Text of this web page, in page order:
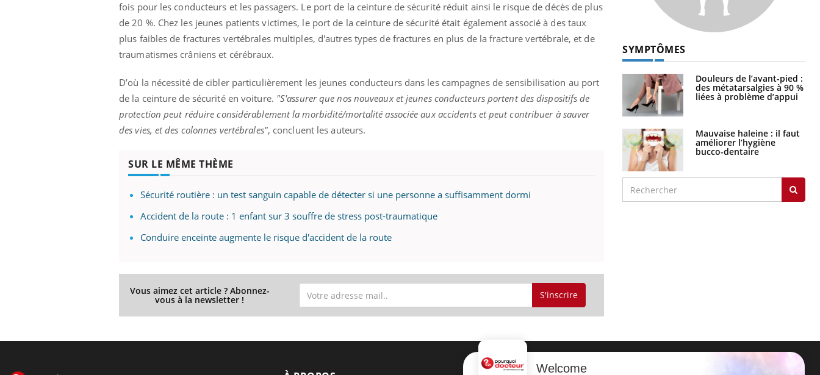
fois pour les conducteurs et les passagers. Le port de la ceinture de sécurité réduit ainsi le risque de décès de plus
de 20 %. Chez les jeunes patients victimes, le port de la ceinture de sécurité était également associé à des taux
plus faibles de fractures vertébrales multiples, d'autres types de fractures en plus de la fracture vertébrale, et de
traumatismes crâniens et cérébraux.
D’où la nécessité de cibler particulièrement les jeunes conducteurs dans les campagnes de sensibilisation au port
de la ceinture de sécurité en voiture. "S'assurer que nos nouveaux et jeunes conducteurs portent des dispositifs de
protection peut réduire considérablement la morbidité/mortalité associée aux accidents et peut contribuer à sauver
des vies, et des colonnes vertébrales", concluent les auteurs.
SUR LE MÊME THÈME
Sécurité routière : un test sanguin capable de détecter si une personne a suffisamment dormi
Accident de la route : 1 enfant sur 3 souffre de stress post-traumatique
Conduire enceinte augmente le risque d'accident de la route
Vous aimez cet article ? Abonnez-
vous à la newsletter ! S'inscrire
SYMPTÔMES
Douleurs de l’avant-pied :
des métatarsalgies à 90 %
liées à problème d’appui
Mauvaise haleine : il faut
améliorer l’hygiène
bucco-dentaire
Welcome